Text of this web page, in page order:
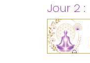
Jour 2 :